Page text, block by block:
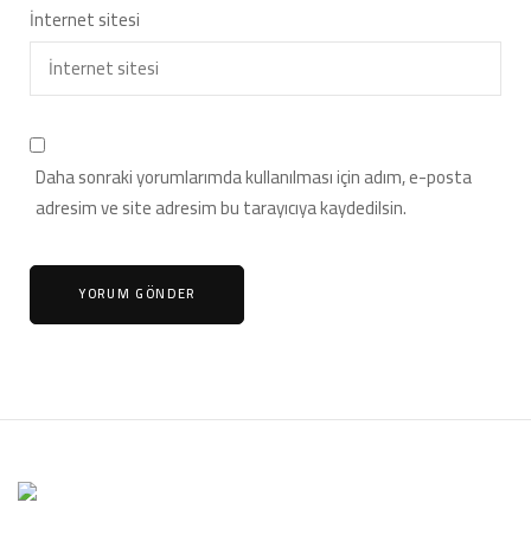
İnternet sitesi
Daha sonraki yorumlarımda kullanılması için adım, e-posta
adresim ve site adresim bu tarayıcıya kaydedilsin.